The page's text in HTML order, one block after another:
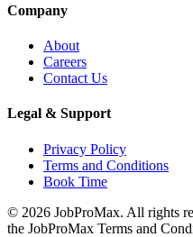
Company
About
Careers
Contact Us
Legal & Support
Privacy Policy
Terms and Conditions
Book Time
© 2026 JobProMax. All rights
the JobProMax Terms and